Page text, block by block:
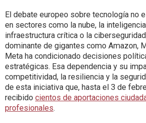
El debate europeo sobre tecnología no
en sectores como la nube, la
infraestructura crítica o la
dominante de gigantes como Amazon,
Meta ha condicionado decisiones
estratégicas. Esa dependencia y su
competitividad, la resiliencia y la
de esta iniciativa que, hasta el 3 de
recibido cientos de aportaciones
profesionales.